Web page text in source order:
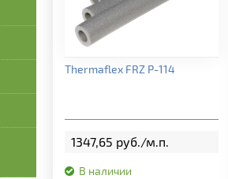
Подробная информация
Thermaflex FRZ P-114
1347,65 руб./м.п.
В наличии